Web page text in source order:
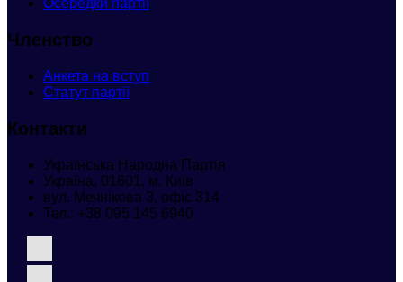
Членство
Анкета на вступ
Статут партії
Контакти
Українська Народна Партія
Україна, 01601, м. Київ
вул. Мечнікова 3, офіс 314
Тел.: +38 095 145 6940